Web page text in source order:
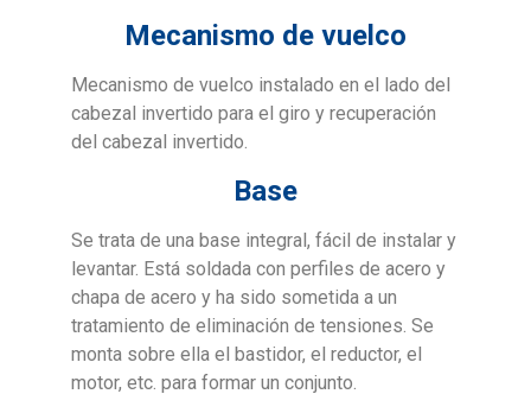
Mecanismo de vuelco
Mecanismo de vuelco instalado en el lado del
cabezal invertido para el giro y recuperación
del cabezal invertido.
Base
Se trata de una base integral, fácil de instalar y
levantar. Está soldada con perfiles de acero y
chapa de acero y ha sido sometida a un
tratamiento de eliminación de tensiones. Se
monta sobre ella el bastidor, el reductor, el
motor, etc. para formar un conjunto.